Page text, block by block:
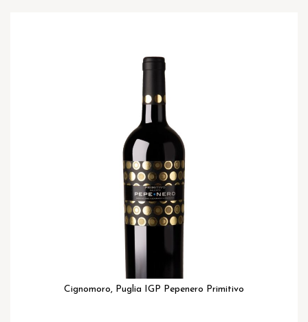
Cignomoro, Puglia IGP Pepenero Primitivo